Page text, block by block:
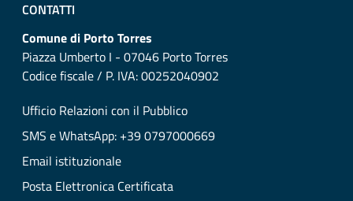
CONTATTI
Comune di Porto Torres
Piazza Umberto I - 07046 Porto Torres
Codice fiscale / P. IVA: 00252040902
Ufficio Relazioni con il Pubblico
SMS e WhatsApp: +39 0797000669
Email istituzionale
Posta Elettronica Certificata